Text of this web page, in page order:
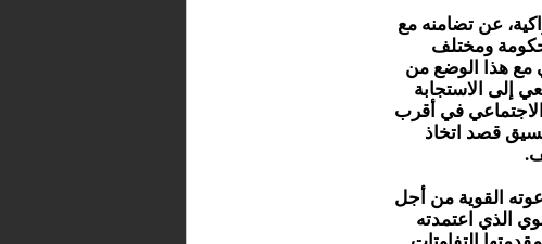
عن تضامنه مع
ومختلف
مع هذا الوضع من
إلى الاستجابة
الاجتماعي في أقرب
قصد اتخاذ
القوية من أجل
الذي اعتمدته